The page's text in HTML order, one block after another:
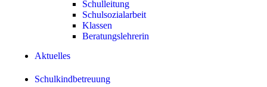
Schulleitung
Schulsozialarbeit
Klassen
Beratungslehrerin
Aktuelles
Schulkindbetreuung